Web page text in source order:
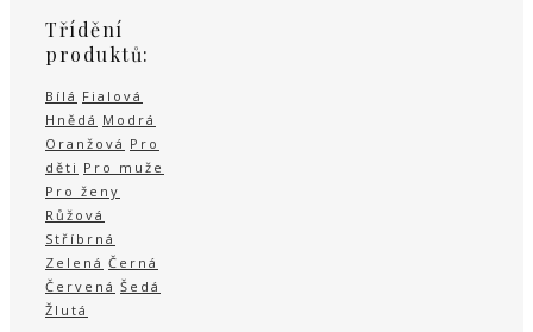
Třídění
produktů:
Bílá Fialová
Hnědá Modrá
Oranžová Pro
děti Pro muže
Pro ženy
Růžová
Stříbrná
Zelená Černá
Červená Šedá
Žlutá